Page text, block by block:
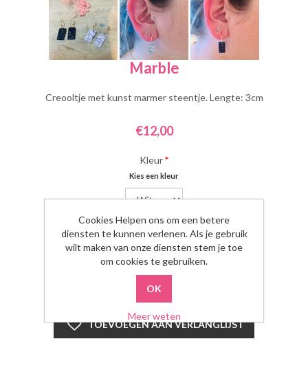
Marble
Creooltje met kunst marmer steentje. Lengte: 3cm
€12,00
Kleur*
Kies een kleur
Aantal:
Cookies Helpen ons om een betere
diensten te kunnen verlenen. Als je gebruik
wilt maken van onze diensten stem je toe
om cookies te gebruiken.
Meer weten